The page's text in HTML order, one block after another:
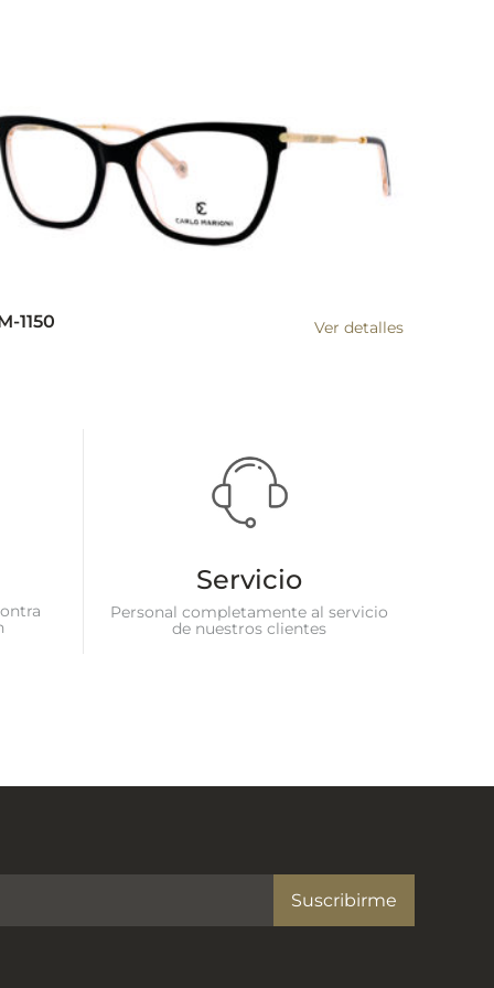
1150 Ver detalles
Servicio
Personal completamente al servicio
de nuestros clientes
Suscribirme